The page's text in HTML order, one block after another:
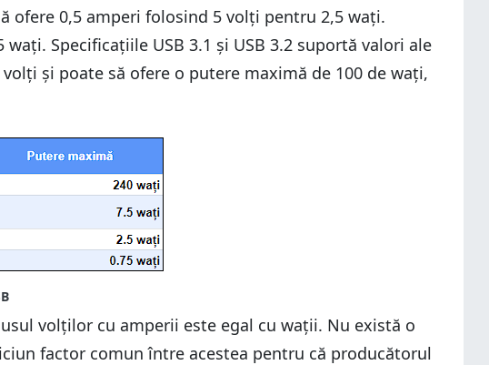
ofere 0,5 amperi folosind 5 volți pentru 2,5 wați.
Specificațiile USB 3.1 și USB 3.2 suportă valori ale
și poate să ofere o putere maximă de 100 de wați,
volților cu amperii este egal cu wații. Nu există o
factor comun între acestea pentru că producătorul